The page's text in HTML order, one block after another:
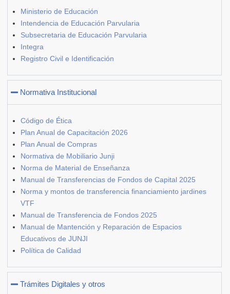
Ministerio de Educación
Intendencia de Educación Parvularia
Subsecretaria de Educación Parvularia
Integra
Registro Civil e Identificación
Normativa Institucional
Código de Ética
Plan Anual de Capacitación 2026
Plan Anual de Compras
Normativa de Mobiliario Junji
Norma de Material de Enseñanza
Manual de Transferencias de Fondos de Capital 2025
Norma y montos de transferencia financiamiento jardines
VTF
Manual de Transferencia de Fondos 2025
Manual de Mantención y Reparación de Espacios
Educativos de JUNJI
Política de Calidad
Trámites Digitales y otros